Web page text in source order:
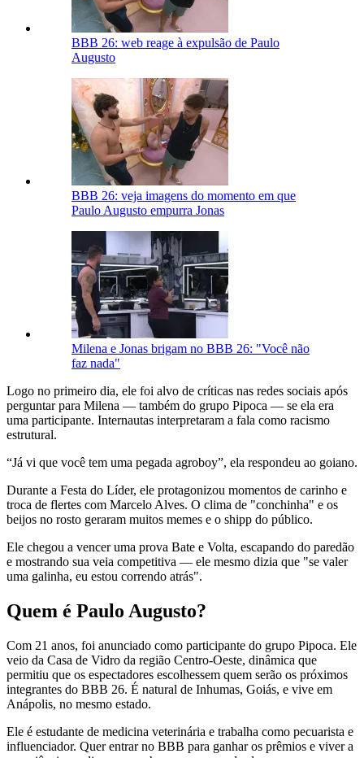
BBB 26: web reage à expulsão de Paulo
Augusto
BBB 26: veja imagens do momento em que
Paulo Augusto empurra Jonas
Milena e Jonas brigam no BBB 26: "Você não
faz nada"
Logo no primeiro dia, ele foi alvo de críticas nas redes sociais após
perguntar para Milena — também do grupo Pipoca — se ela era
uma participante. Internautas interpretaram a fala como racismo
estrutural.
“Já vi que você tem uma pegada agroboy”, ela respondeu ao goiano.
Durante a Festa do Líder, ele protagonizou momentos de carinho e
troca de flertes com Marcelo Alves. O clima de "conchinha" e os
beijos no rosto geraram muitos memes e o shipp do público.
Ele chegou a vencer uma prova Bate e Volta, escapando do paredão
e mostrando sua veia competitiva — ele mesmo dizia que "se valer
uma galinha, eu estou correndo atrás".
Quem é Paulo Augusto?
Com 21 anos, foi anunciado como participante do grupo Pipoca. Ele
veio da Casa de Vidro da região Centro-Oeste, dinâmica que
permitiu que os espectadores escolhessem quem serão os próximos
integrantes do BBB 26. É natural de Inhumas, Goiás, e vive em
Anápolis, no mesmo estado.
Ele é estudante de medicina veterinária e trabalha como pecuarista e
influenciador. Quer entrar no BBB para ganhar os prêmios e viver a